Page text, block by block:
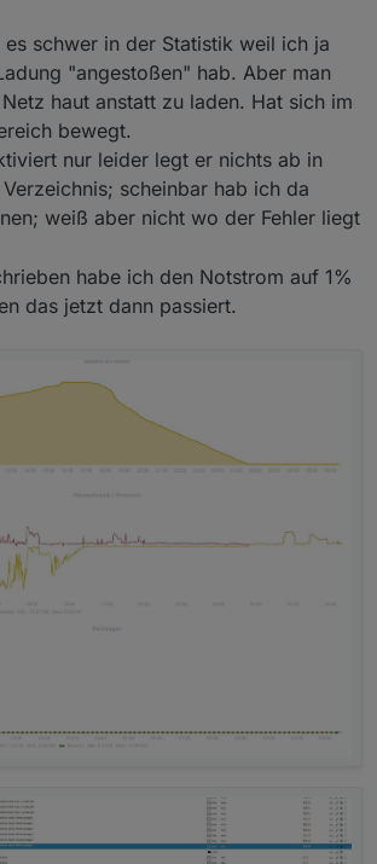
es schwer in der Statistik weil ich ja
"angestoßen" hab. Aber man
haut anstatt zu laden. Hat sich im
bewegt.
nur leider legt er nichts ab in
scheinbar hab ich da
weiß aber nicht wo der Fehler liegt
habe ich den Notstrom auf 1%
das jetzt dann passiert.